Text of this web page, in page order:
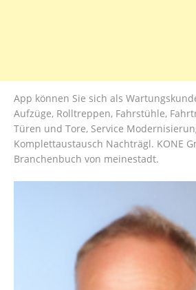
App können Sie sich als
Aufzüge, Rolltreppen, Fahrstühle,
Türen und Tore, Service
Komplettaustausch Nachträgl. KONE
Branchenbuch von meinestadt.